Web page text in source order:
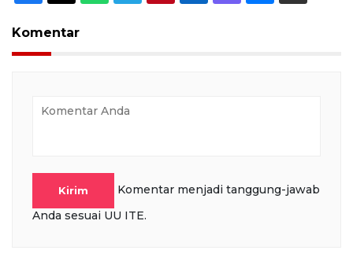
Komentar
Kirim
Komentar menjadi tanggung-jawab
Anda sesuai UU ITE.